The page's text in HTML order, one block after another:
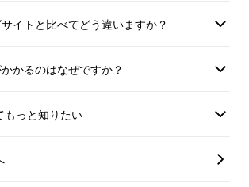
間にふわっと広がる柚子の香りが
す。柚子と明太子の相性の良さ、
太子 緑（抹茶）
イトと比べてどう違いますか？
かるのはなぜですか？
もっと知りたい